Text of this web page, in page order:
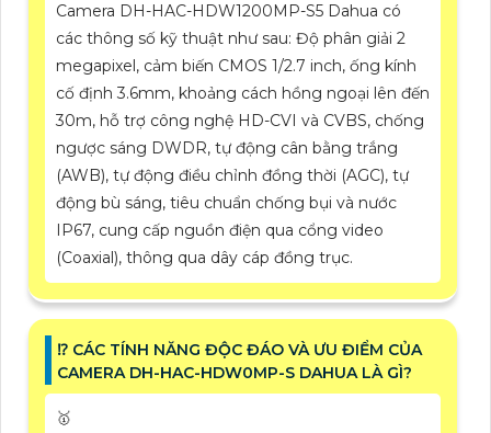
Camera DH-HAC-HDW1200MP-S5 Dahua có
các thông số kỹ thuật như sau: Độ phân giải 2
megapixel, cảm biến CMOS 1/2.7 inch, ống kính
cố định 3.6mm, khoảng cách hồng ngoại lên đến
30m, hỗ trợ công nghệ HD-CVI và CVBS, chống
ngược sáng DWDR, tự động cân bằng trắng
(AWB), tự động điều chỉnh đồng thời (AGC), tự
động bù sáng, tiêu chuẩn chống bụi và nước
IP67, cung cấp nguồn điện qua cổng video
(Coaxial), thông qua dây cáp đồng trục.
⁉️ CÁC TÍNH NĂNG ĐỘC ĐÁO VÀ ƯU ĐIỂM CỦA
CAMERA DH-HAC-HDW0MP-S DAHUA LÀ GÌ?
🥇